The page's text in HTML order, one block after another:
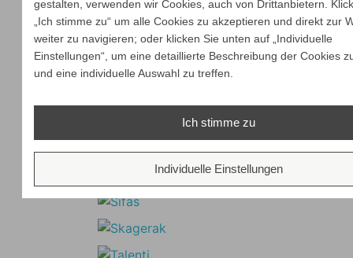
gestalten, verwenden wir Cookies, auch von Drittanbietern.
„Ich stimme zu“ um alle Cookies zu akzeptieren und direkt zur
weiter zu navigieren; oder klicken Sie unten auf „Individuelle
Einstellungen“, um eine detaillierte Beschreibung der Cookies
und eine individuelle Auswahl zu treffen.
Ich stimme zu
Individuelle Einstellungen